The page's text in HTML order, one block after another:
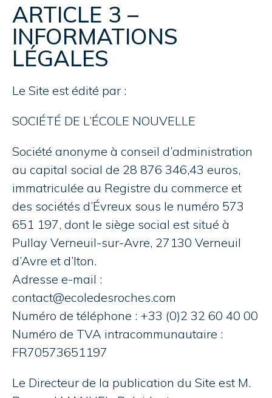
ARTICLE 3 –
INFORMATIONS
LÉGALES
Le Site est édité par :
SOCIÉTÉ DE L’ÉCOLE NOUVELLE
Société anonyme à conseil d’administration
au capital social de 28 876 346,43 euros,
immatriculée au Registre du commerce et
des sociétés d’Évreux sous le numéro 573
651 197, dont le siège social est situé à
Pullay Verneuil-sur-Avre, 27130 Verneuil
d’Avre et d’Iton.
Adresse e-mail :
contact@ecoledesroches.com
Numéro de téléphone : +33 (0)2 32 60 40 00
Numéro de TVA intracommunautaire :
FR70573651197
Le Directeur de la publication du Site est M.